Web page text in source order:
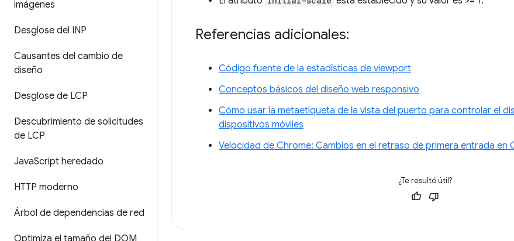
imágenes
Desglose del INP
Causantes del cambio de
diseño
Desglose de LCP
Descubrimiento de solicitudes
de LCP
JavaScript heredado
HTTP moderno
Árbol de dependencias de red
Optimiza el tamaño del DOM
Referencias adicionales:
Código fuente de la estadísticas de viewport
Conceptos básicos del diseño web responsivo
Cómo usar la metaetiqueta de la vista del puerto para controlar el
dispositivos móviles
Velocidad de Chrome: Cambios en el retraso de primera entrada en
¿Te resultó útil?